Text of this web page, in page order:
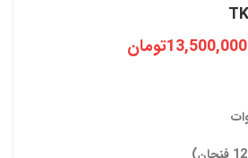
13,500,000تومان